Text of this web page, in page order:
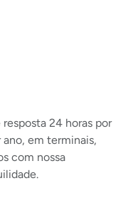
24 horas por
ano, em terminais,
com nossa